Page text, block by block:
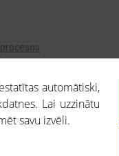
Portāla lietotājs,
automātiski,
Lai uzzinātu
savu izvēli.